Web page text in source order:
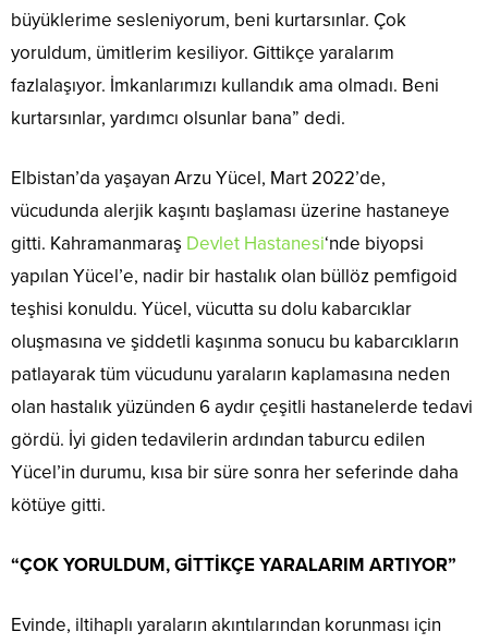
büyüklerime sesleniyorum, beni kurtarsınlar. Çok
yoruldum, ümitlerim kesiliyor. Gittikçe yaralarım
fazlalaşıyor. İmkanlarımızı kullandık ama olmadı. Beni
kurtarsınlar, yardımcı olsunlar bana” dedi.
Elbistan’da yaşayan Arzu Yücel, Mart 2022’de,
vücudunda alerjik kaşıntı başlaması üzerine hastaneye
gitti. Kahramanmaraş Devlet Hastanesi‘nde biyopsi
yapılan Yücel’e, nadir bir hastalık olan büllöz pemfigoid
teşhisi konuldu. Yücel, vücutta su dolu kabarcıklar
oluşmasına ve şiddetli kaşınma sonucu bu kabarcıkların
patlayarak tüm vücudunu yaraların kaplamasına neden
olan hastalık yüzünden 6 aydır çeşitli hastanelerde tedavi
gördü. İyi giden tedavilerin ardından taburcu edilen
Yücel’in durumu, kısa bir süre sonra her seferinde daha
kötüye gitti.
“ÇOK YORULDUM, GİTTİKÇE YARALARIM ARTIYOR”
Evinde, iltihaplı yaraların akıntılarından korunması için